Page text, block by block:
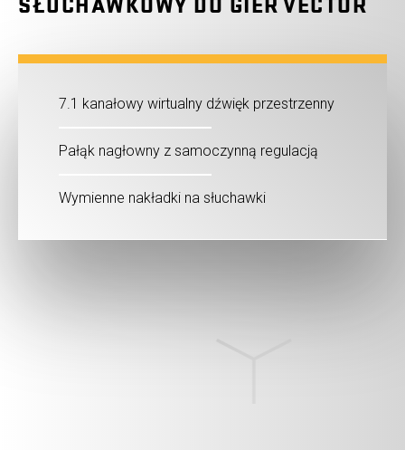
SŁUCHAWKOWY DO GIER VECTOR
7.1 kanałowy wirtualny dźwięk przestrzenny
Pałąk nagłowny z samoczynną regulacją
Wymienne nakładki na słuchawki